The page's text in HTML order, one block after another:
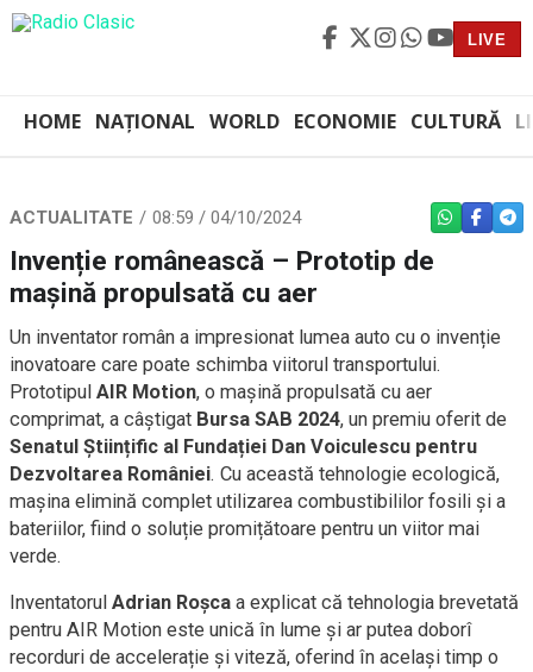
LIVE
HOME NAȚIONAL WORLD ECONOMIE CULTURĂ
ACTUALITATE 08:59 / 04/10/2024 WHATSAPP
Invenție românească – Prototip de
mașină propulsată cu aer
Un inventator român a impresionat lumea auto cu o invenție
inovatoare care poate schimba viitorul transportului.
Prototipul AIR Motion, o mașină propulsată cu aer
comprimat, a câștigat Bursa SAB 2024, un premiu oferit de
Senatul Științific al Fundației Dan Voiculescu pentru
Dezvoltarea României. Cu această tehnologie ecologică,
mașina elimină complet utilizarea combustibililor fosili și a
bateriilor, fiind o soluție promițătoare pentru un viitor mai
verde.
Inventatorul Adrian Roșca a explicat că tehnologia brevetată
pentru AIR Motion este unică în lume și ar putea doborî
recorduri de accelerație și viteză, oferind în același timp o